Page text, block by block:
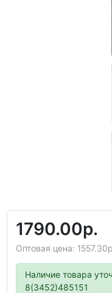
1790.00р.
Оптовая цена:
Наличие товара
8(3452)485151